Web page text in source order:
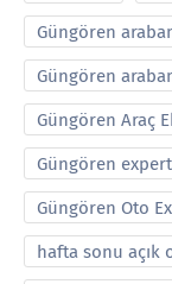
Güngören
Güngören
Güngören Araç
Güngören
Güngören Oto
hafta sonu açık